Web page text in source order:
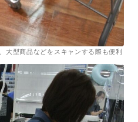
大型商品などをスキャンする際も便利